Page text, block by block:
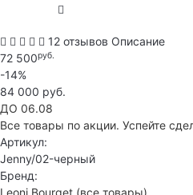
12 отзывов Описание
72 500руб.
-14%
84 000 руб.
ДО 06.08
Все товары по акции. Успейте
Артикул:
Jenny/02-черный
Бренд: